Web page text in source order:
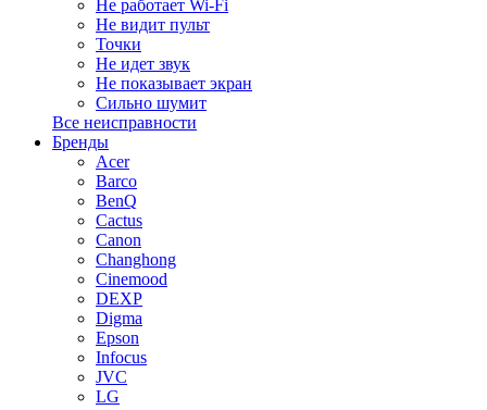
Не работает Wi-Fi
Не видит пульт
Точки
Не идет звук
Не показывает экран
Сильно шумит
Все неисправности
Бренды
Acer
Barco
BenQ
Cactus
Canon
Changhong
Cinemood
DEXP
Digma
Epson
Infocus
JVC
LG